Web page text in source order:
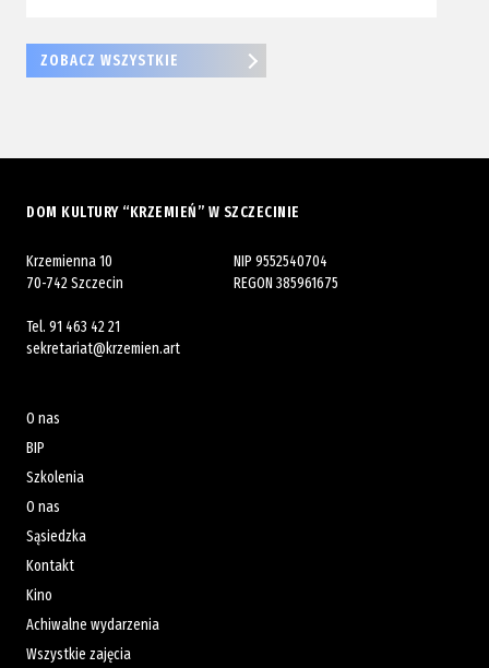
ZOBACZ WSZYSTKIE
DOM KULTURY “KRZEMIEŃ” W SZCZECINIE
Krzemienna 10
70-742 Szczecin
Tel. 91 463 42 21
sekretariat@krzemien.art
NIP 9552540704
REGON 385961675
O nas
BIP
Szkolenia
O nas
Sąsiedzka
Kontakt
Kino
Achiwalne wydarzenia
Wszystkie zajęcia